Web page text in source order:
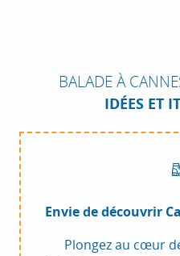
BALADE À
IDÉES ET
Envie de découvrir
Plongez au cœur